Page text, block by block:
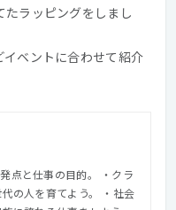
ラッピングをしまし
ベントに合わせて紹介
点と仕事の目的。 ・クラ
の人を育てよう。 ・社会